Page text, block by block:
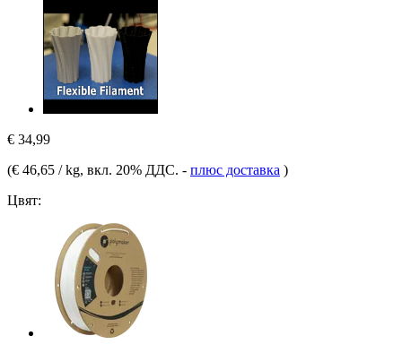
€ 34,99
(€ 46,65 / kg, вкл. 20% ДДС. - плюс доставка )
Цвят: